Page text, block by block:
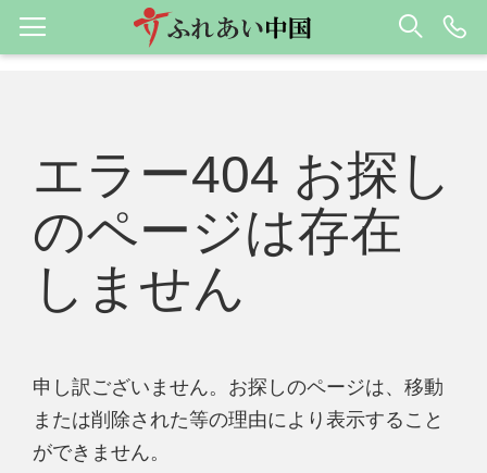
エラー404 お探し
のページは存在
しません
申し訳ございません。お探しのページは、移動
または削除された等の理由により表示すること
ができません。